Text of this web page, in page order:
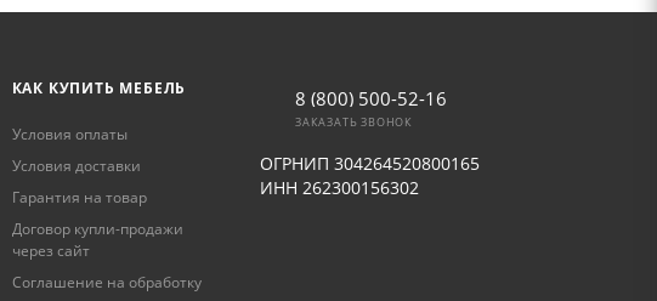
КАК КУПИТЬ МЕБЕЛЬ
Условия оплаты
Условия доставки
Гарантия на товар
Договор купли-продажи
через сайт
Соглашение на обработку
8 (800) 500-52-16
ЗАКАЗАТЬ ЗВОНОК
ОГРНИП 304264520800165
ИНН 262300156302